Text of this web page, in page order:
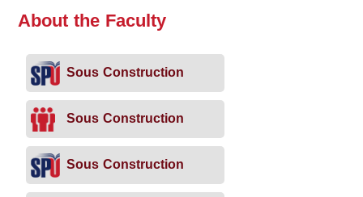
About the Faculty
Sous Construction
Sous Construction
Sous Construction